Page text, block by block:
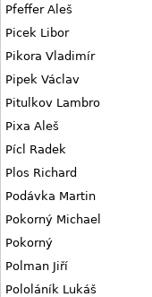
Pfeffer Aleš
Picek Libor
Pikora Vladimír
Pipek Václav
Pitulkov Lambro
Pixa Aleš
Pícl Radek
Plos Richard
Podávka Martin
Pokorný Michael
Pokorný
Polman Jiří
Pololáník Lukáš